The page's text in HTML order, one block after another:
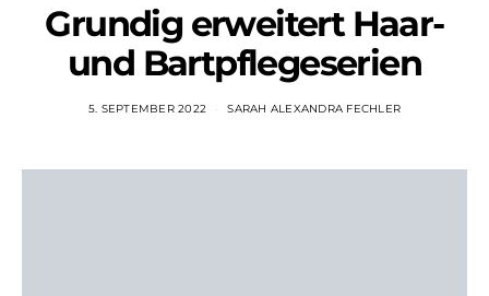
Grundig erweitert Haar-
und Bartpflegeserien
5. SEPTEMBER 2022 SARAH ALEXANDRA FECHLER